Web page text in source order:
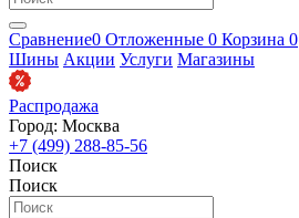
Сравнение0 Отложенные 0 Корзина 0
Шины Акции Услуги Магазины
Распродажа
Город: Москва
+7 (499) 288-85-56
Поиск
Поиск